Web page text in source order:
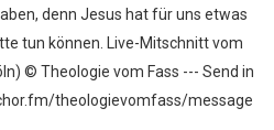
denn Jesus hat für uns etwas
tun können. Live-Mitschnitt vom
© Theologie vom Fass --- Send in
theologievomfass/message